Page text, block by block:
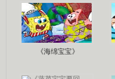
《海绵宝宝》